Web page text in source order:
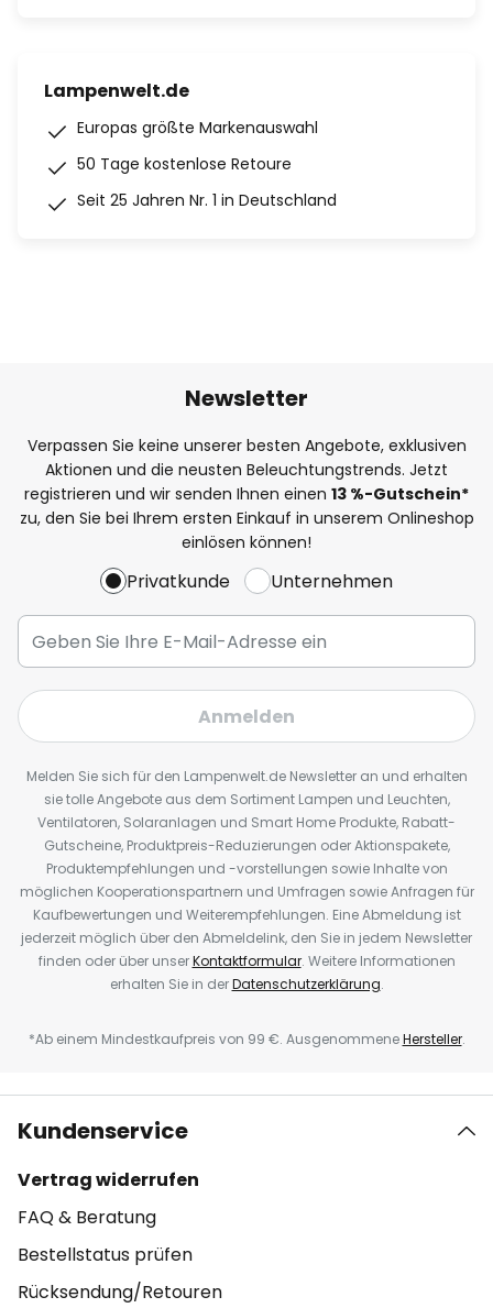
Lampenwelt.de
Europas größte Markenauswahl
50 Tage kostenlose Retoure
Seit 25 Jahren Nr. 1 in Deutschland
Newsletter
Verpassen Sie keine unserer besten Angebote, exklusiven
Aktionen und die neusten Beleuchtungstrends. Jetzt
registrieren und wir senden Ihnen einen 13 %-Gutschein*
zu, den Sie bei Ihrem ersten Einkauf in unserem Onlineshop
einlösen können!
Privatkunde Unternehmen
Anmelden
Melden Sie sich für den Lampenwelt.de Newsletter an und erhalten
sie tolle Angebote aus dem Sortiment Lampen und Leuchten,
Ventilatoren, Solaranlagen und Smart Home Produkte, Rabatt-
Gutscheine, Produktpreis-Reduzierungen oder Aktionspakete,
Produktempfehlungen und -vorstellungen sowie Inhalte von
möglichen Kooperationspartnern und Umfragen sowie Anfragen für
Kaufbewertungen und Weiterempfehlungen. Eine Abmeldung ist
jederzeit möglich über den Abmeldelink, den Sie in jedem Newsletter
finden oder über unserKontaktformular. Weitere Informationen
erhalten Sie in derDatenschutzerklärung.
*Ab einem Mindestkaufpreis von 99 €. AusgenommeneHersteller.
Kundenservice
Vertrag widerrufen
FAQ & Beratung
Bestellstatus prüfen
Rücksendung/Retouren